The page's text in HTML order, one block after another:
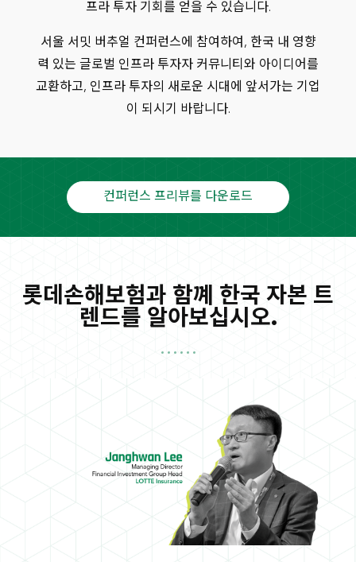
프라 투자 기회를 얻을 수 있습니다.
서울 서밋 버추얼 컨퍼런스에 참여하여, 한국 내 영향
력 있는 글로벌 인프라 투자자 커뮤니티와 아이디어를
교환하고, 인프라 투자의 새로운 시대에 앞서가는 기업
이 되시기 바랍니다.
컨퍼런스 프리뷰를 다운로드
롯데손해보험과 함꼐 한국 자본 트
렌드를 알아보십시오.